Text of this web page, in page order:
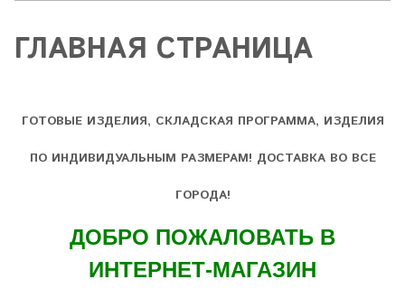
ГЛАВНАЯ СТРАНИЦА
ГОТОВЫЕ ИЗДЕЛИЯ, СКЛАДСКАЯ ПРОГРАММА, ИЗДЕЛИЯ
ПО ИНДИВИДУАЛЬНЫМ РАЗМЕРАМ! ДОСТАВКА ВО ВСЕ
ГОРОДА!
ДОБРО ПОЖАЛОВАТЬ В
ИНТЕРНЕТ-МАГАЗИН